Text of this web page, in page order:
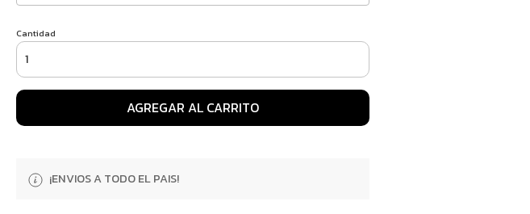
Cantidad
AGREGAR AL CARRITO
¡ENVIOS A TODO EL PAIS!